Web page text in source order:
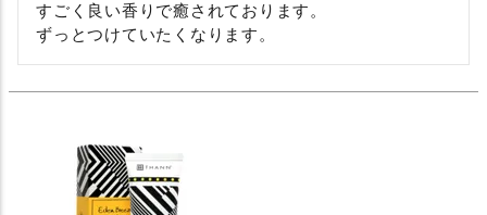
すごく良い香りで癒されております。
ずっとつけていたくなります。